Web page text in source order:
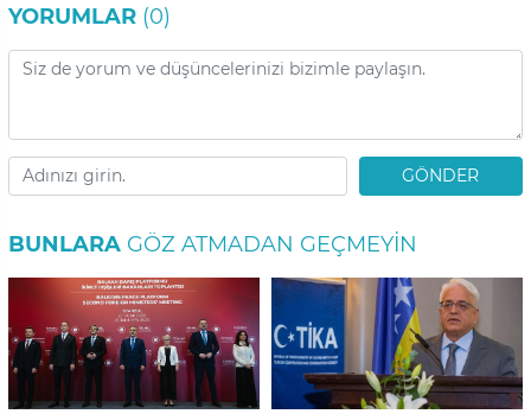
YORUMLAR (0)
GÖNDER
BUNLARA GÖZ ATMADAN GEÇMEYIN